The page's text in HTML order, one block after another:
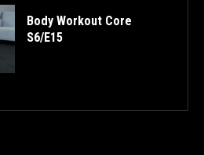
Body Workout Core
S6/E15